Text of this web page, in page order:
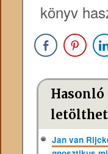
könyv
Jan van